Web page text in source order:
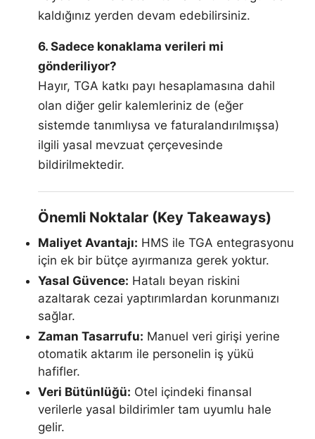
kaldığınız yerden devam edebilirsiniz.
6. Sadece konaklama verileri mi
gönderiliyor?
Hayır, TGA katkı payı hesaplamasına dahil
olan diğer gelir kalemleriniz de (eğer
sistemde tanımlıysa ve faturalandırılmışsa)
ilgili yasal mevzuat çerçevesinde
bildirilmektedir.
Önemli Noktalar (Key Takeaways)
Maliyet Avantajı: HMS ile TGA entegrasyonu
için ek bir bütçe ayırmanıza gerek yoktur.
Yasal Güvence: Hatalı beyan riskini
azaltarak cezai yaptırımlardan korunmanızı
sağlar.
Zaman Tasarrufu: Manuel veri girişi yerine
otomatik aktarım ile personelin iş yükü
hafifler.
Veri Bütünlüğü: Otel içindeki finansal
verilerle yasal bildirimler tam uyumlu hale
gelir.